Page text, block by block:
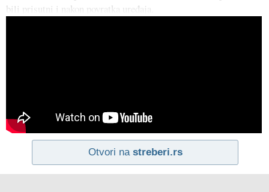
bili prisutni i nakon povratka uređaja.
Otvori na streberi.rs